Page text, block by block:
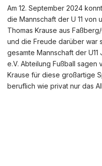
Am 12. September 2024
die Mannschaft der U 11 von
Thomas Krause aus
und die Freude darüber war
gesamte Mannschaft der
e.V. Abteilung Fußball sagen
Krause für diese großartige
beruflich wie privat nur das